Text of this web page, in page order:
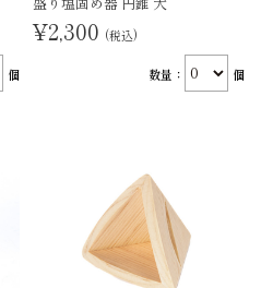
個
¥2,300 (税込)
数量： 個